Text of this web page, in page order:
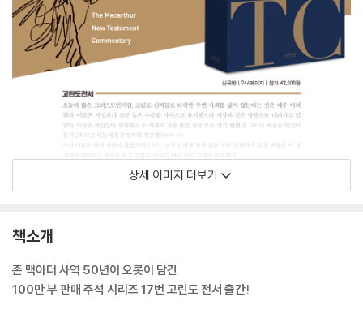
상세 이미지 더보기
책소개
존 맥아더 사역 50년이 오롯이 담긴
100만 부 판매 주석 시리즈 17번 고린도 전서 출간!